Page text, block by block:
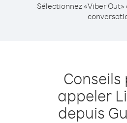
Sélectionnez «Viber
Conseils
appeler
depuis